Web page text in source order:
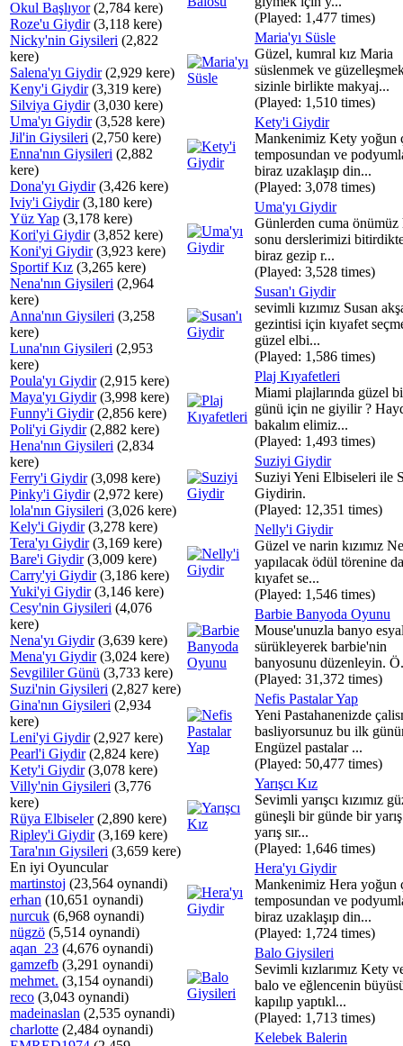
Okul Başlıyor(2,784 kere)
Roze'u Giydir(3,118 kere)
Nicky'nin Giysileri (2,822
kere)
Salena'yı Giydir(2,929 kere)
Keny'i Giydir(3,319 kere)
Silviya Giydir(3,030 kere)
Uma'yı Giydir(3,528 kere)
Jil'in Giysileri (2,750 kere)
Enna'nın Giysileri (2,882
kere)
Dona'yı Giydir(3,426 kere)
Iviy'i Giydir(3,180 kere)
Yüz Yap (3,178 kere)
Kori'yi Giydir(3,852 kere)
Koni'yi Giydir(3,923 kere)
Sportif Kız (3,265 kere)
Nena'nın Giysileri (2,964
kere)
Anna'nın Giysileri (3,258
kere)
Luna'nın Giysileri (2,953
kere)
Poula'yı Giydir(2,915 kere)
Maya'yı Giydir(3,998 kere)
Funny'i Giydir(2,856 kere)
Poli'yi Giydir(2,882 kere)
Hena'nın Giysileri (2,834
kere)
Ferry'i Giydir(3,098 kere)
Pinky'i Giydir(2,972 kere)
lola'nın Giysileri (3,026 kere)
Kely'i Giydir(3,278 kere)
Tera'yı Giydir(3,169 kere)
Bare'i Giydir(3,009 kere)
Carry'yi Giydir(3,186 kere)
Yuki'yi Giydir(3,146 kere)
Cesy'nin Giysileri (4,076
kere)
Nena'yı Giydir(3,639 kere)
Mena'yı Giydir(3,024 kere)
Sevgililer Günü (3,733 kere)
Suzi'nin Giysileri (2,827 kere)
Gina'nın Giysileri (2,934
kere)
Leni'yi Giydir(2,927 kere)
Pearl'i Giydir(2,824 kere)
Kety'i Giydir(3,078 kere)
Villy'nin Giysileri (3,776
kere)
Rüya Elbiseler(2,890 kere)
Ripley'i Giydir(3,169 kere)
Tara'nın Giysileri (3,659 kere)
En iyi Oyuncular
martinstoj (23,564 oynandi)
erhan (10,651 oynandi)
nurcuk (6,968 oynandi)
nügzö (5,514 oynandi)
aqan_23 (4,676 oynandi)
gamzefb (3,291 oynandi)
mehmet. (3,154 oynandi)
reco (3,043 oynandi)
madeinaslan (2,535 oynandi)
charlotte (2,484 oynandi)
(Played: 1,477 times)
Maria'yı Süsle
Güzel, kumral kız Maria
süslenmek ve
sizinle birlikte makyaj...
(Played: 1,510 times)
Kety'i Giydir
Mankenimiz Kety yoğun
temposundan ve
biraz uzaklaşıp din...
(Played: 3,078 times)
Uma'yı Giydir
Günlerden cuma önümüz
sonu derslerimizi
biraz gezip r...
(Played: 3,528 times)
Susan'ı Giydir
sevimli kızımız Susan
gezintisi için kıyafet
güzel elbi...
(Played: 1,586 times)
Plaj Kıyafetleri
Miami plajlarında güzel
günü için ne giyilir ?
bakalım elimiz...
(Played: 1,493 times)
Suziyi Giydir
Suziyi Yeni Elbiseleri ile
Giydirin.
(Played: 12,351 times)
Nelly'i Giydir
Güzel ve narin kızımız
yapılacak ödül törenine
kıyafet se...
(Played: 1,546 times)
Barbie Banyoda Oyunu
Mouse'unuzla banyo
sürükleyerek barbie'nin
banyosunu düzenleyin.
(Played: 31,372 times)
Nefis Pastalar Yap
Yeni Pastahanenizde
basliyorsunuz bu ilk
Engüzel pastalar ...
(Played: 50,477 times)
Yarışcı Kız
Sevimli yarışcı kızımız
güneşli bir günde bir
yarış sır...
(Played: 1,646 times)
Hera'yı Giydir
Mankenimiz Hera yoğun
temposundan ve
biraz uzaklaşıp din...
(Played: 1,724 times)
Balo Giysileri
Sevimli kızlarımız Kety
balo ve eğlencenin
kapılıp yaptıkl...
(Played: 1,713 times)
Kelebek Balerin